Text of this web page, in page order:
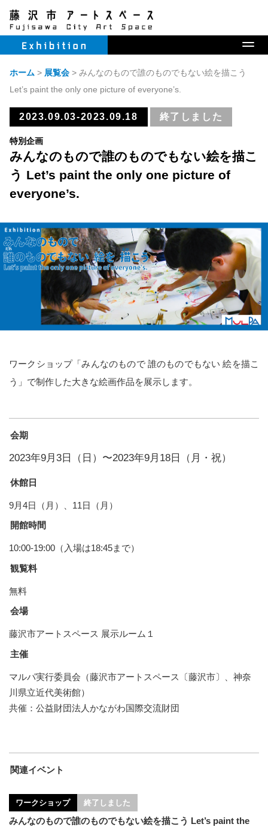
ホーム > 展覧会 > みんなのもので誰のものでもない絵を描こう
Let’s paint the only one picture of everyone’s.
2023.09.03-2023.09.18 終了しました
特別企画
みんなのもので誰のものでもない絵を描こ
う Let’s paint the only one picture of
everyone’s.
ワークショップ「みんなのもので 誰のものでもない 絵を描こ
う」で制作した大きな絵画作品を展示します。
会期
2023年9月3日（日）〜2023年9月18日（月・祝）
休館日
9月4日（月）、11日（月）
開館時間
10:00-19:00（入場は18:45まで）
観覧料
無料
会場
藤沢市アートスペース 展示ルーム１
主催
マルパ実行委員会（藤沢市アートスペース〔藤沢市〕、神奈
川県立近代美術館）
共催：公益財団法人かながわ国際交流財団
関連イベント
ワークショップ 終了しました
みんなのもので誰のものでもない絵を描こう Let’s paint the